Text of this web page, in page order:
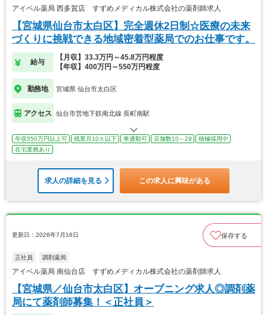
アイベル薬局 西多賀店 すずめメディカル株式会社の薬剤師求人
【宮城県仙台市太白区】完全週休2日制☆医療の未来
づくりに挑戦できる地域密着型薬局でのお仕事です。
給与
【月収】33.3万円～45.8万円程度
【年収】400万円～550万円程度
勤務地 宮城県 仙台市太白区
アクセス 仙台市営地下鉄南北線 長町南駅
年収550万円以上可 残業月10ｈ以下 車通勤可 店舗数10～29
積極採用中
在宅業務あり
求人の詳細を見る この求人に興味がある
更新日：2026年7月16日 保存する
正社員 調剤薬局
アイベル薬局 南仙台店 すずめメディカル株式会社の薬剤師求人
【宮城県／仙台市太白区】オープニング求人◎調剤薬
局にて薬剤師募集！＜正社員＞